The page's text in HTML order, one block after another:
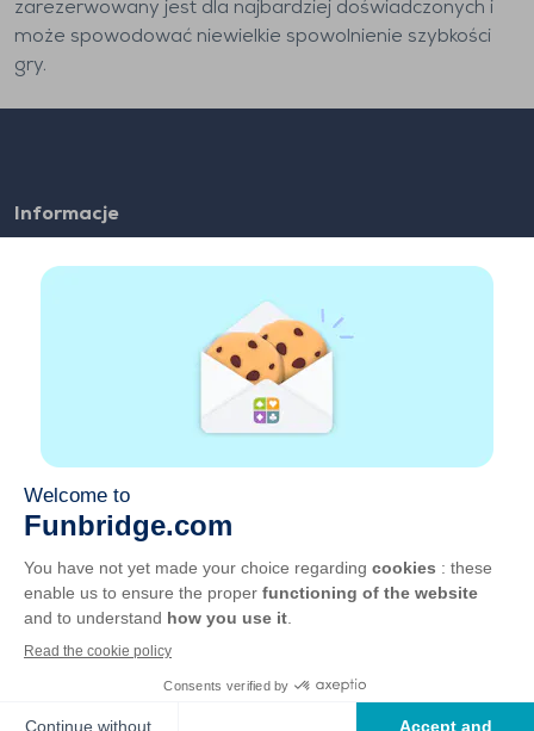
zarezerwowany jest dla najbardziej doświadczonych i
może spowodować niewielkie spowolnienie szybkości
gry.
Informacje
Zatrudnienie
OWU
Prywatność
Zarządzaj plikami cookie